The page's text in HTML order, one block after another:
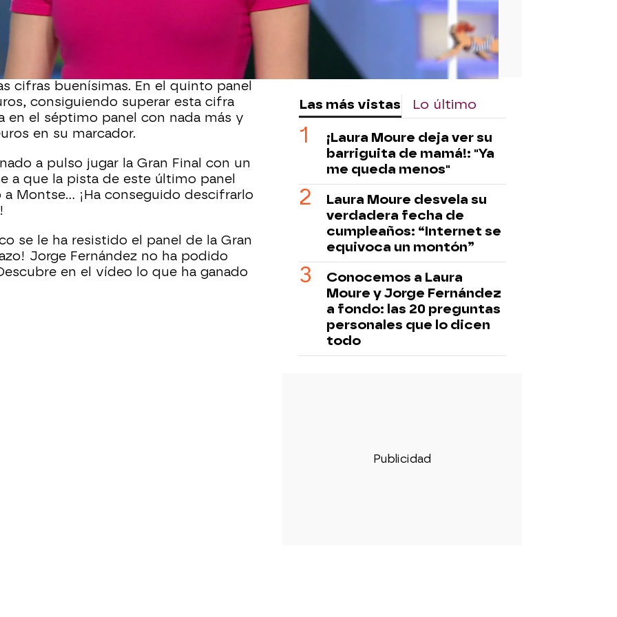
de velocidad. En el panel de la
el súper comodín y resolverlo
los paneles a los que se ha
cifras buenísimas. En el quinto panel
consiguiendo superar esta cifra
en el séptimo panel con nada más y
en su marcador.
a pulso jugar la Gran Final con un
a que la pista de este último panel
Montse… ¡Ha conseguido descifrarlo
se le ha resistido el panel de la Gran
Jorge Fernández no ha podido
en el vídeo lo que ha ganado
Las más vistas Lo último
¡Laura Moure deja ver su
barriguita de mamá!: "Ya
me queda menos"
Laura Moure desvela su
verdadera fecha de
cumpleaños: “Internet se
equivoca un montón”
Conocemos a Laura
Moure y Jorge Fernández
a fondo: las 20 preguntas
personales que lo dicen
todo